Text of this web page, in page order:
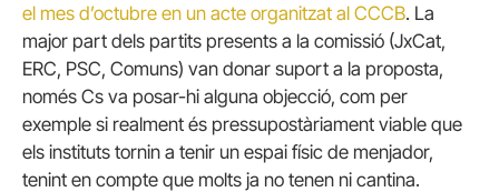
el mes d’octubre en un acte organitzat al CCCB. La
major part dels partits presents a la comissió (JxCat,
ERC, PSC, Comuns) van donar suport a la proposta,
només Cs va posar-hi alguna objecció, com per
exemple si realment és pressupostàriament viable que
els instituts tornin a tenir un espai físic de menjador,
tenint en compte que molts ja no tenen ni cantina.